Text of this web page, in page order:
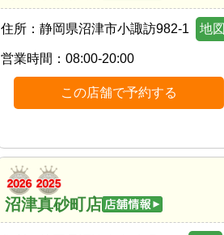
住所： 静岡県沼津市小諏訪982-1 地図
営業時間： 08:00-20:00
この店舗で予約する
沼津真砂町店